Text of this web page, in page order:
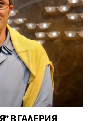
В ГАЛЕРИЯ